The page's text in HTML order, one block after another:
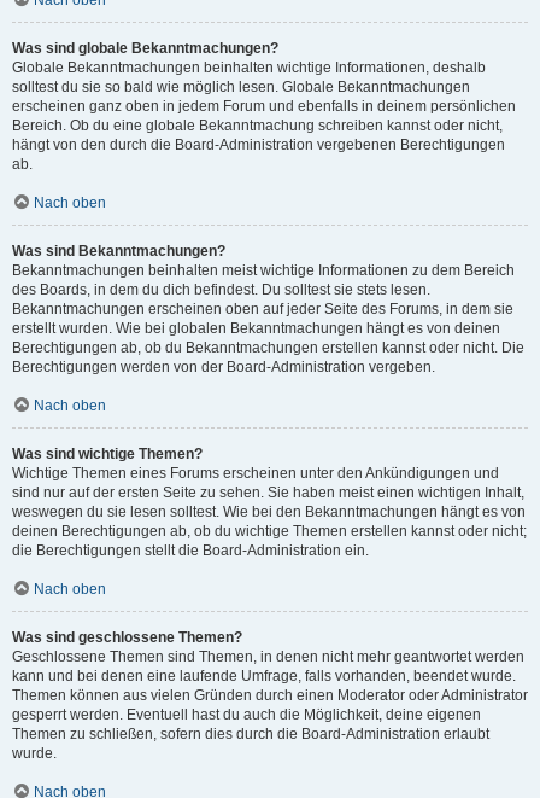
Was sind globale Bekanntmachungen?
Globale Bekanntmachungen beinhalten wichtige Informationen, deshalb
solltest du sie so bald wie möglich lesen. Globale Bekanntmachungen
erscheinen ganz oben in jedem Forum und ebenfalls in deinem persönlichen
Bereich. Ob du eine globale Bekanntmachung schreiben kannst oder nicht,
hängt von den durch die Board-Administration vergebenen Berechtigungen
ab.
Nach oben
Was sind Bekanntmachungen?
Bekanntmachungen beinhalten meist wichtige Informationen zu dem Bereich
des Boards, in dem du dich befindest. Du solltest sie stets lesen.
Bekanntmachungen erscheinen oben auf jeder Seite des Forums, in dem sie
erstellt wurden. Wie bei globalen Bekanntmachungen hängt es von deinen
Berechtigungen ab, ob du Bekanntmachungen erstellen kannst oder nicht. Die
Berechtigungen werden von der Board-Administration vergeben.
Nach oben
Was sind wichtige Themen?
Wichtige Themen eines Forums erscheinen unter den Ankündigungen und
sind nur auf der ersten Seite zu sehen. Sie haben meist einen wichtigen Inhalt,
weswegen du sie lesen solltest. Wie bei den Bekanntmachungen hängt es von
deinen Berechtigungen ab, ob du wichtige Themen erstellen kannst oder nicht;
die Berechtigungen stellt die Board-Administration ein.
Nach oben
Was sind geschlossene Themen?
Geschlossene Themen sind Themen, in denen nicht mehr geantwortet werden
kann und bei denen eine laufende Umfrage, falls vorhanden, beendet wurde.
Themen können aus vielen Gründen durch einen Moderator oder Administrator
gesperrt werden. Eventuell hast du auch die Möglichkeit, deine eigenen
Themen zu schließen, sofern dies durch die Board-Administration erlaubt
wurde.
Nach oben